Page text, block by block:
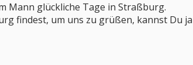
Mann glückliche Tage in Straßburg.
findest, um uns zu grüßen, kannst Du